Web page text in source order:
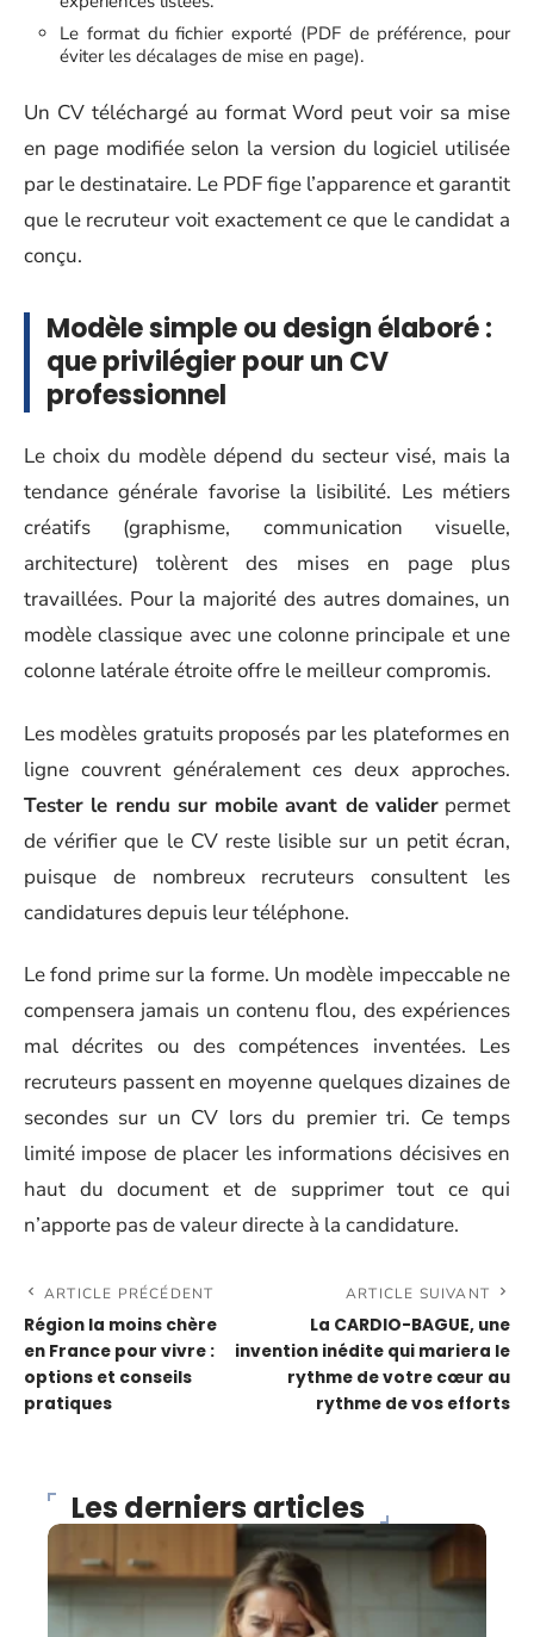
Le format du fichier exporté (PDF de préférence, pour
éviter les décalages de mise en page).
Un CV téléchargé au format Word peut voir sa mise
en page modifiée selon la version du logiciel utilisée
par le destinataire. Le PDF fige l’apparence et garantit
que le recruteur voit exactement ce que le candidat a
conçu.
Modèle simple ou design élaboré :
que privilégier pour un CV
professionnel
Le choix du modèle dépend du secteur visé, mais la
tendance générale favorise la lisibilité. Les métiers
créatifs (graphisme, communication visuelle,
architecture) tolèrent des mises en page plus
travaillées. Pour la majorité des autres domaines, un
modèle classique avec une colonne principale et une
colonne latérale étroite offre le meilleur compromis.
Les modèles gratuits proposés par les plateformes en
ligne couvrent généralement ces deux approches.
Tester le rendu sur mobile avant de validerpermet
de vérifier que le CV reste lisible sur un petit écran,
puisque de nombreux recruteurs consultent les
candidatures depuis leur téléphone.
Le fond prime sur la forme. Un modèle impeccable ne
compensera jamais un contenu flou, des expériences
mal décrites ou des compétences inventées. Les
recruteurs passent en moyenne quelques dizaines de
secondes sur un CV lors du premier tri. Ce temps
limité impose de placer les informations décisives en
haut du document et de supprimer tout ce qui
n’apporte pas de valeur directe à la candidature.
ARTICLE PRÉCÉDENT
Région la moins chère
en France pour vivre :
options et conseils
pratiques
ARTICLE SUIVANT
La CARDIO-BAGUE, une
invention inédite qui mariera le
rythme de votre cœur au
rythme de vos efforts
Les derniers articles